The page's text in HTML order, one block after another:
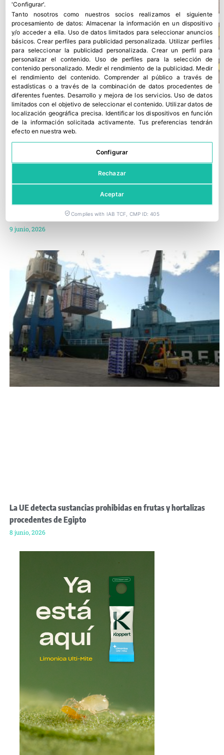
UNIQ, patrocinador del 28º Congreso AECOC de Frutas y
9 junio, 2026
La UE detecta sustancias prohibidas en frutas y hortalizas
procedentes de Egipto
8 junio, 2026
'Configurar'.
Tanto nosotros como nuestros socios realizamos el siguiente
procesamiento de datos: Almacenar la información en un dispositivo
y/o acceder a ella. Uso de datos limitados para seleccionar anuncios
básicos.Crear perfiles para publicidad personalizada. Utilizar perfiles
para seleccionar la publicidad personalizada.Crear un perfil para
personalizar el contenido. Uso de perfiles para la selección de
contenido personalizado. Medir el rendimiento de la publicidad. Medir
el rendimiento del contenido.Comprender al público a través de
estadísticas o a través de la combinación de datos procedentes de
diferentes fuentes. Desarrollo y mejora de los servicios. Uso de datos
limitados con el objetivo de seleccionar el contenido. Utilizar datos de
localización geográfica precisa. Identificar los dispositivos en función
de la información solicitada activamente. Tus preferencias tendrán
efecto en nuestra web.
Configurar
Rechazar
Aceptar
Complies with IAB TCF, CMP ID: 405